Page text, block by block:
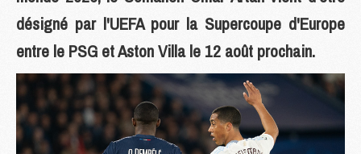
désigné par l'UEFA pour la Supercoupe d'Europe
entre le PSG et Aston Villa le 12 août prochain.